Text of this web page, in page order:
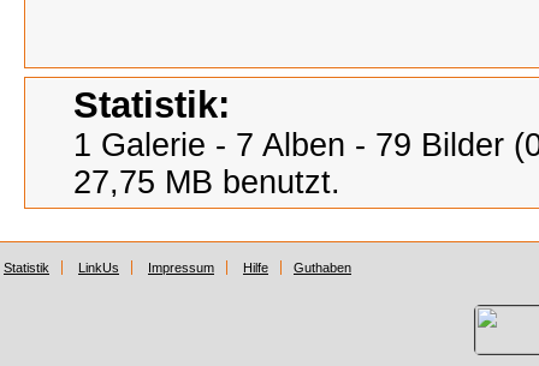
Statistik:
1 Galerie - 7 Alben - 79 Bilder
27,75 MB benutzt.
Statistik LinkUs Impressum Hilfe Guthaben